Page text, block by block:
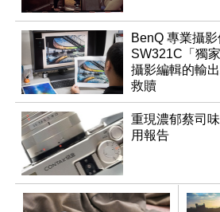
BenQ 專業攝
SW321C「獨
攝影編輯的輸
救贖
重現濃郁蔡司
用報告